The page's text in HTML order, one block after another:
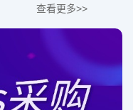
查看更多>>